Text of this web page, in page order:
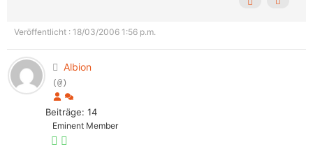
Veröffentlicht : 18/03/2006 1:56 p.m.
Albion
(@)
Beiträge: 14
Eminent Member